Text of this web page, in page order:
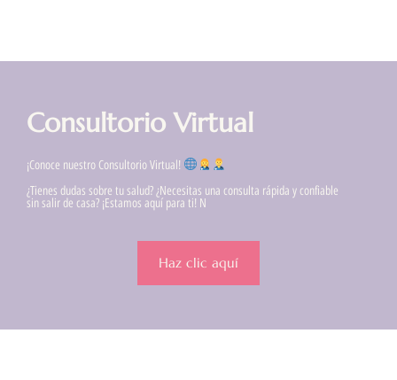
Consultorio Virtual
¡Conoce nuestro Consultorio Virtual!
¿Tienes dudas sobre tu salud? ¿Necesitas una consulta rápida y confiable
sin salir de casa? ¡Estamos aquí para ti! N
Haz clic aquí